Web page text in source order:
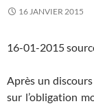
16 JANVIER 2015
16-01-2015
Après un
sur l’obligation